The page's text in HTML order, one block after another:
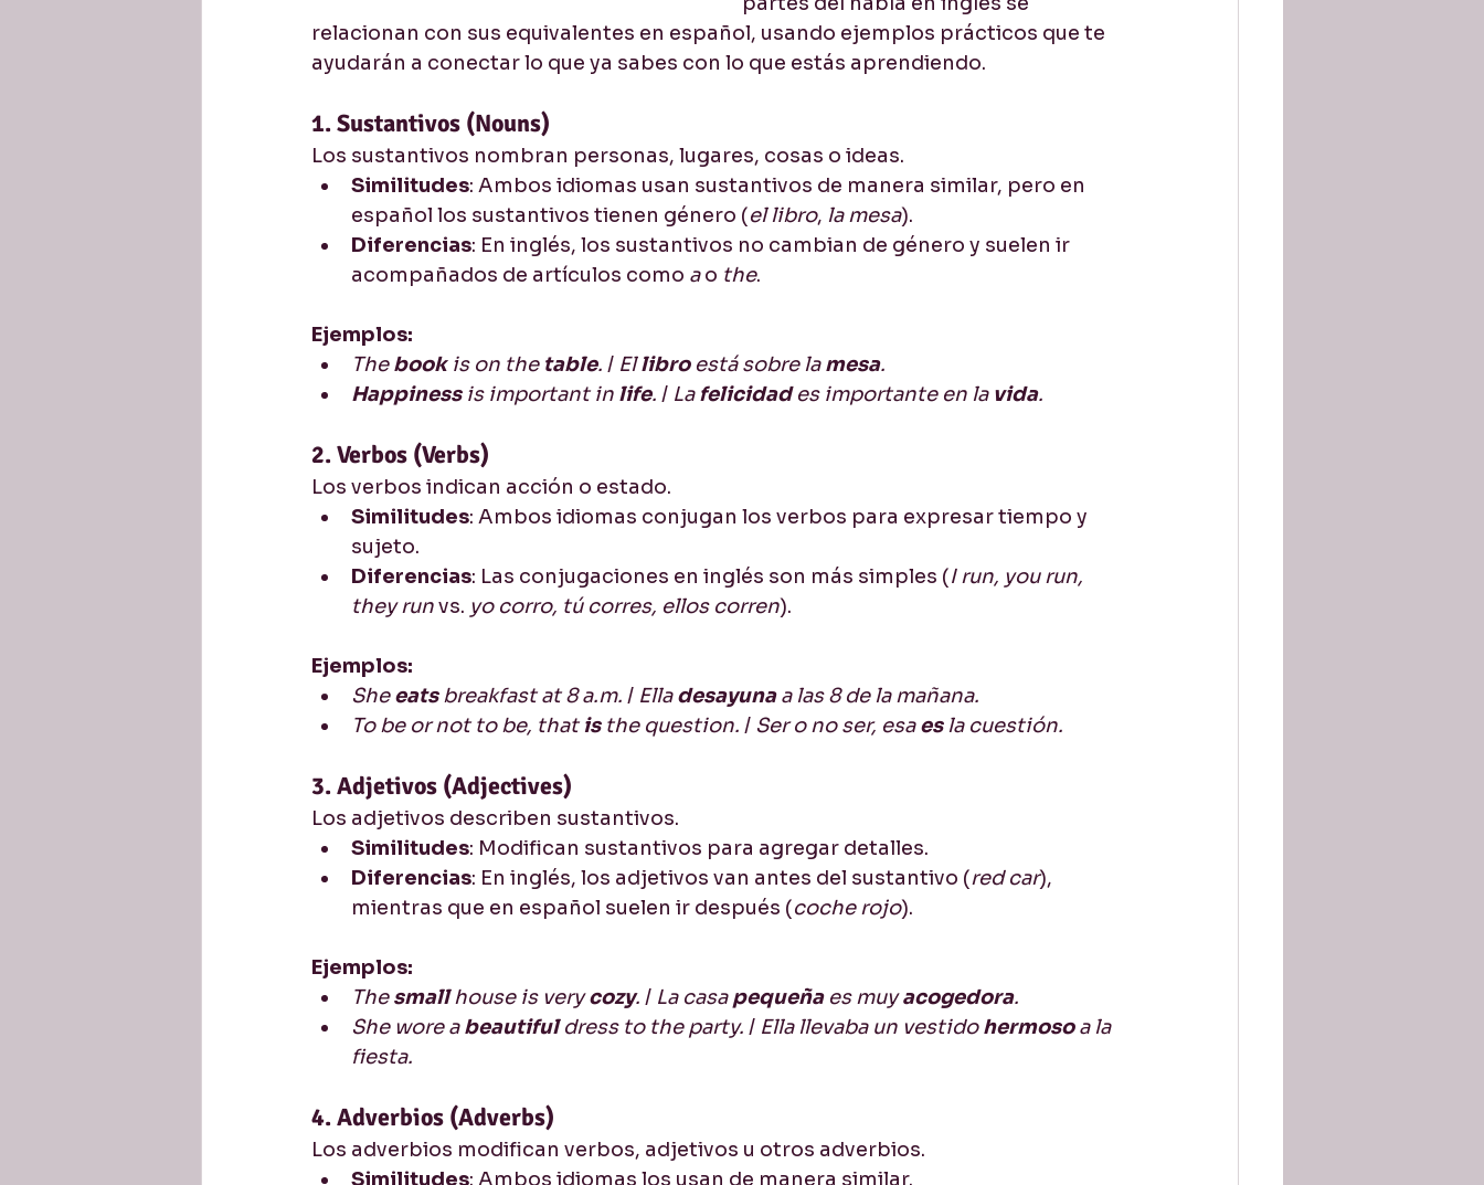
relacionan con sus equivalentes en español, usando ejemplos prácticos que te
ayudarán a conectar lo que ya sabes con lo que estás aprendiendo.
1. Sustantivos (Nouns)
Los sustantivos nombran personas, lugares, cosas o ideas.
Similitudes: Ambos idiomas usan sustantivos de manera similar, pero en
español los sustantivos tienen género (el libro, la mesa).
Diferencias: En inglés, los sustantivos no cambian de género y suelen ir
acompañados de artículos como a o the.
Ejemplos:
The book is on the table. / El libro está sobre la mesa.
Happiness is important in life. / La felicidad es importante en la vida.
2. Verbos (Verbs)
Los verbos indican acción o estado.
Similitudes: Ambos idiomas conjugan los verbos para expresar tiempo y
sujeto.
Diferencias: Las conjugaciones en inglés son más simples (I run, you run,
they run vs. yo corro, tú corres, ellos corren).
Ejemplos:
She eats breakfast at 8 a.m. / Ella desayuna a las 8 de la mañana.
To be or not to be, that is the question. / Ser o no ser, esa es la cuestión.
3. Adjetivos (Adjectives)
Los adjetivos describen sustantivos.
Similitudes: Modifican sustantivos para agregar detalles.
Diferencias: En inglés, los adjetivos van antes del sustantivo (red car),
mientras que en español suelen ir después (coche rojo).
Ejemplos:
The small house is very cozy. / La casa pequeña es muy acogedora.
She wore a beautiful dress to the party. / Ella llevaba un vestido hermoso a la
fiesta.
4. Adverbios (Adverbs)
Los adverbios modifican verbos, adjetivos u otros adverbios.
Similitudes: Ambos idiomas los usan de manera similar.